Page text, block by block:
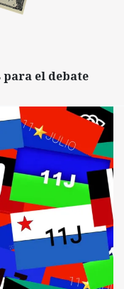
el debate